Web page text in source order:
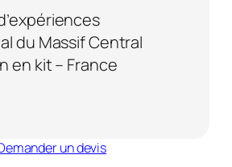
du Massif Central
en kit – France
un devis